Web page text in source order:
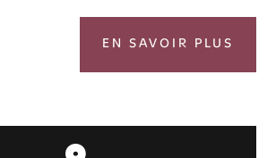
EN SAVOIR PLUS